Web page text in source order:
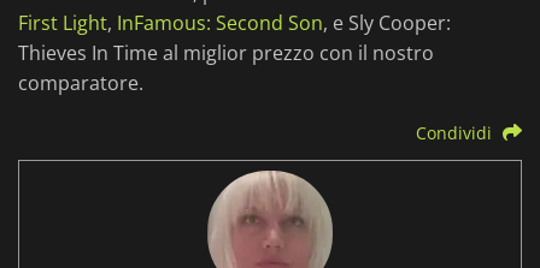
First Light, InFamous: Second Son, e Sly Cooper:
Thieves In Time al miglior prezzo con il nostro
comparatore.
Condividi